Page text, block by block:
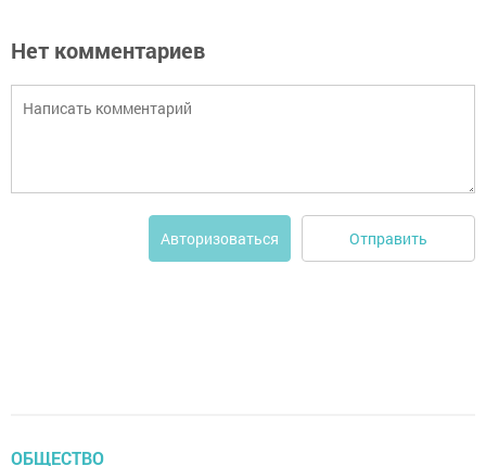
Нет комментариев
Авторизоваться Отправить
ОБЩЕСТВО